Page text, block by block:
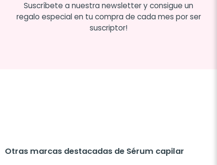
Suscríbete a nuestra newsletter y consigue un
regalo especial en tu compra de cada mes por ser
suscriptor!
Otras marcas destacadas de Sérum capilar